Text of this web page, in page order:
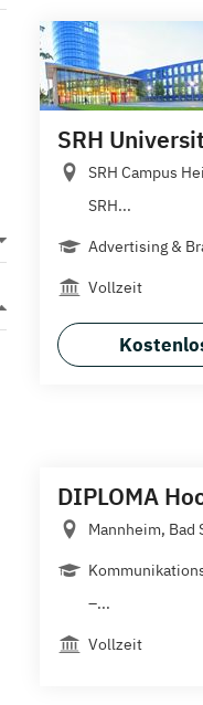
SRH
SRH Campus
SRH...
Advertising &
Vollzeit
DIPLOMA
Mannheim,
–...
Vollzeit